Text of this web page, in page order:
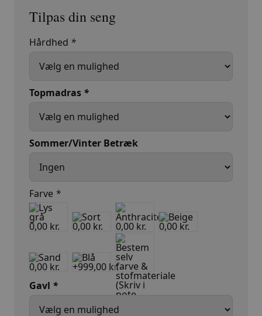
var:
13.999,00 kr..
er:
5.499,00 kr..
Hårdhed *
Topmadras *
Sommer/Vinter Betræk
Farve *
Gavl *